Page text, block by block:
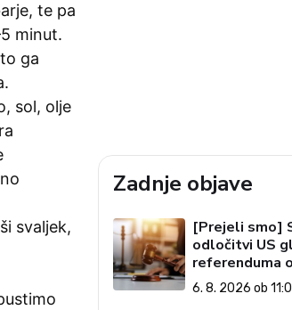
te pa
minut.
ga
sol, olje
svaljek,
Zadnje objave
[Prejeli smo]
odločitvi US
referenduma
interventnih
razvoj
6. 8. 2026 ob